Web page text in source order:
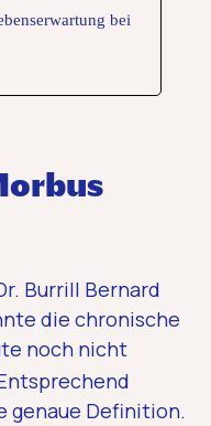
bei
Burrill Bernard
die chronische
noch nicht
genaue Definition.